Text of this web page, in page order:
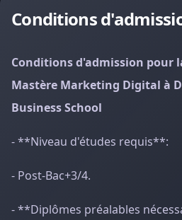
Conditions
Conditions d'admission pour
Mastère Marketing Digital à
Business School
- **Niveau d'études requis**:
- Post-Bac+3/4.
- **Diplômes préalables